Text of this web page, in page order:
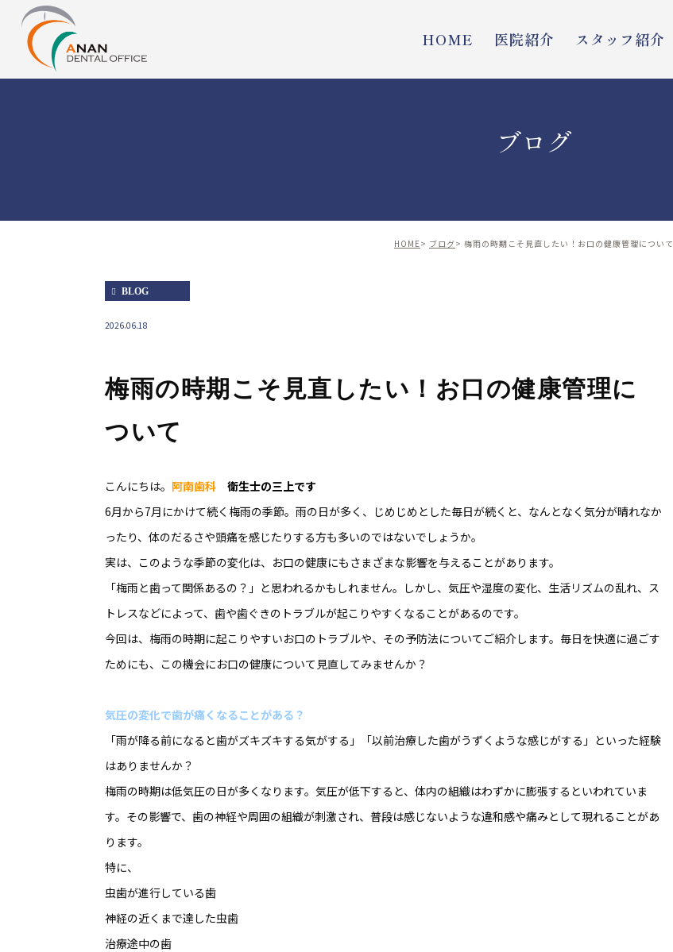
HOME 医院紹介 スタッフ紹介
ブログ
HOME ブログ 梅雨の時期こそ見直したい！お口の健康管理について
BLOG
2026.06.18
梅雨の時期こそ見直したい！お口の健康管理に
ついて
こんにちは。 阿南歯科 衛生士の三上です
6月から7月にかけて続く梅雨の季節。雨の日が多く、じめじめとした毎日が続くと、なんとなく気分が晴れなか
ったり、体のだるさや頭痛を感じたりする方も多いのではないでしょうか。
実は、このような季節の変化は、お口の健康にもさまざまな影響を与えることがあります。
「梅雨と歯って関係あるの？」と思われるかもしれません。しかし、気圧や湿度の変化、生活リズムの乱れ、ス
トレスなどによって、歯や歯ぐきのトラブルが起こりやすくなることがあるのです。
今回は、梅雨の時期に起こりやすいお口のトラブルや、その予防法についてご紹介します。毎日を快適に過ごす
ためにも、この機会にお口の健康について見直してみませんか？
気圧の変化で歯が痛くなることがある？
「雨が降る前になると歯がズキズキする気がする」「以前治療した歯がうずくような感じがする」といった経験
はありませんか？
梅雨の時期は低気圧の日が多くなります。気圧が低下すると、体内の組織はわずかに膨張するといわれていま
す。その影響で、歯の神経や周囲の組織が刺激され、普段は感じないような違和感や痛みとして現れることがあ
ります。
特に、
虫歯が進行している歯
神経の近くまで達した虫歯
治療途中の歯